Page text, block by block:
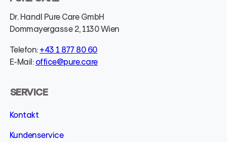
Dr. Handl Pure Care GmbH
Dommayergasse 2, 1130 Wien
Telefon:+43 1 877 80 60
E-Mail:office@pure.care
SERVICE
Kontakt
Kundenservice